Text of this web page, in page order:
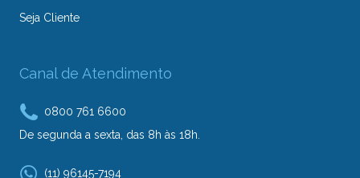
Seja Cliente
Canal de Atendimento
0800 761 6600
De segunda a sexta, das 8h às 18h.
(11) 96145-7194